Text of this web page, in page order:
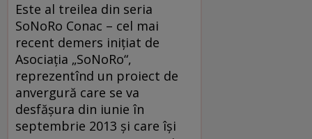
Este al treilea din seria
SoNoRo Conac – cel mai
recent demers iniţiat de
Asociaţia „SoNoRo“,
reprezentînd un proiect de
anvergură care se va
desfăşura din iunie în
septembrie 2013 şi care îşi